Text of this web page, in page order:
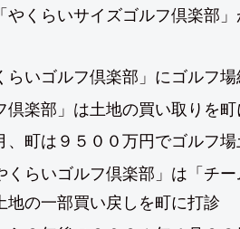
やくらいサイズゴルフ倶楽部
らいゴルフ倶楽部」にゴルフ
倶楽部」は土地の買い取りを
、町は９５００万円でゴルフ場
くらいゴルフ倶楽部」は「チ
地の一部買い戻しを町に打診